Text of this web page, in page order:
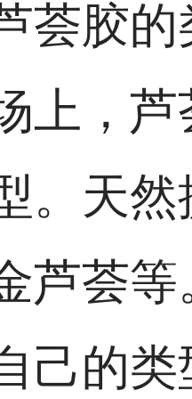
荟胶
上，
。天
芦荟
己的